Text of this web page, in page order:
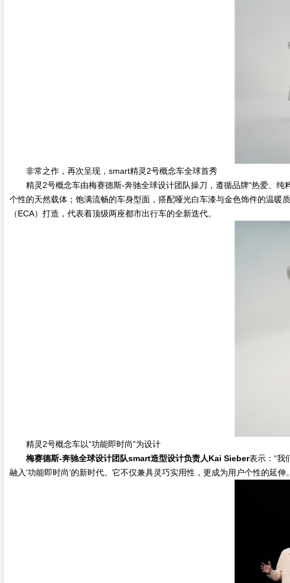
非常之作，再次呈现，smart精灵2号概念车全球首秀
精灵2号概念车由梅赛德斯-奔驰全球设计团队操刀，遵循品牌“热爱、
个性的天然载体；饱满流畅的车身型面，搭配哑光白车漆与金色饰件的温
（ECA）打造，代表着顶级两座都市出行车的全新迭代。
精灵2号概念车以“功能即时尚”为设计
梅赛德斯-奔驰全球设计团队smart造型设计负责人Kai Sieber表示：“我
融入‘功能即时尚’的新时代。它不仅兼具灵巧实用性，更成为用户个性的延伸